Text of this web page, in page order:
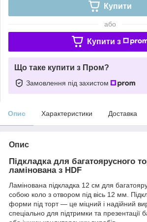
Купити
або
Купити з
Що таке купити з Пром?
Замовлення під захистом
Опис Характеристики Доставка
Опис
Підкладка для багатоярусного
ламінована з HDF
Ламінована підкладка 12 см для
собою коло з отвором під вісь 12 мм.
форми під торт — це міцний і надійний
спеціально для підтримки та презентації